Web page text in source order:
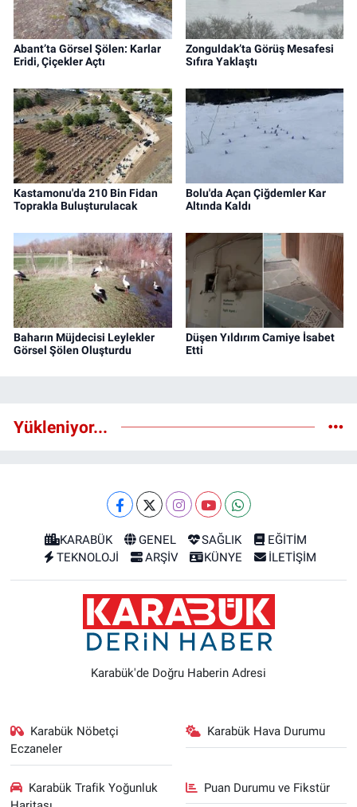
Abant’ta Görsel Şölen: Karlar
Eridi, Çiçekler Açtı
Zonguldak’ta Görüş Mesafesi
Sıfıra Yaklaştı
Kastamonu'da 210 Bin Fidan
Toprakla Buluşturulacak
Bolu'da Açan Çiğdemler Kar
Altında Kaldı
Baharın Müjdecisi Leylekler
Görsel Şölen Oluşturdu
Düşen Yıldırım Camiye İsabet
Etti
Yükleniyor...
KARABÜK GENEL SAĞLIK
EĞİTİM
TEKNOLOJİ
ARŞİV KÜNYE İLETİŞİM
Karabük'de Doğru Haberin Adresi
Karabük Nöbetçi
Eczaneler
Karabük Hava Durumu
Karabük Trafik Yoğunluk
Puan Durumu ve Fikstür